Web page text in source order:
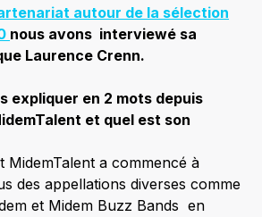
autour de la sélection
nous avons interviewé sa
Laurence Crenn.
expliquer en 2 mots depuis
et quel est son
MidemTalent a commencé à
des appellations diverses comme
et Midem Buzz Bands en